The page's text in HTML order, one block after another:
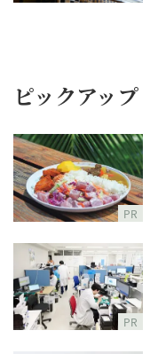
ピックアップ
PR
PR